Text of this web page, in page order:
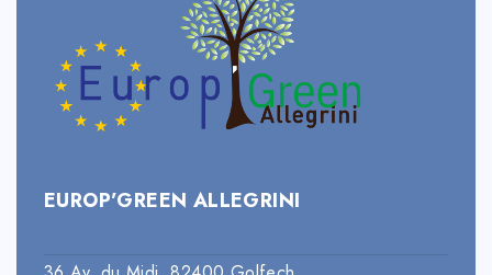
EUROP’GREEN ALLEGRINI